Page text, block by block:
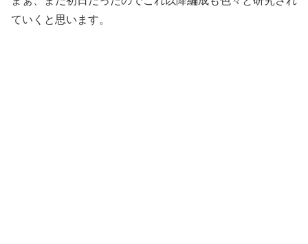
ていくと思います。